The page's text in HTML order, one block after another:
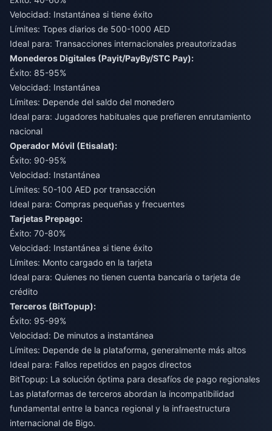
Velocidad: Instantánea si tiene éxito
Límites: Topes diarios de 500-1000 AED
Ideal para: Transacciones internacionales preautorizadas
Monederos Digitales (Payit/PayBy/STC Pay):
Éxito: 85-95%
Velocidad: Instantánea
Límites: Depende del saldo del monedero
Ideal para: Jugadores habituales que prefieren enrutamiento
nacional
Operador Móvil (Etisalat):
Éxito: 90-95%
Velocidad: Instantánea
Límites: 50-100 AED por transacción
Ideal para: Compras pequeñas y frecuentes
Tarjetas Prepago:
Éxito: 70-80%
Velocidad: Instantánea si tiene éxito
Límites: Monto cargado en la tarjeta
Ideal para: Quienes no tienen cuenta bancaria o tarjeta de
crédito
Terceros (BitTopup):
Éxito: 95-99%
Velocidad: De minutos a instantánea
Límites: Depende de la plataforma, generalmente más altos
Ideal para: Fallos repetidos en pagos directos
BitTopup: La solución óptima para desafíos de pago regionales
Las plataformas de terceros abordan la incompatibilidad
fundamental entre la banca regional y la infraestructura
internacional de Bigo.